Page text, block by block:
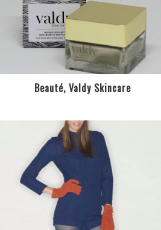
Beauté, Valdy Skincare